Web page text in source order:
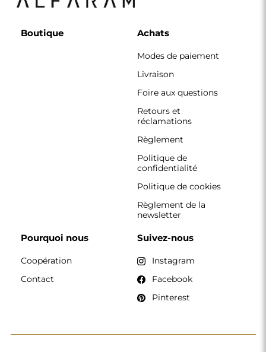
Boutique Achats
Modes de paiement
Livraison
Foire aux questions
Retours et
réclamations
Règlement
Politique de
confidentialité
Politique de cookies
Règlement de la
newsletter
Pourquoi nous
Coopération
Contact
Suivez-nous
Instagram
Facebook
Pinterest